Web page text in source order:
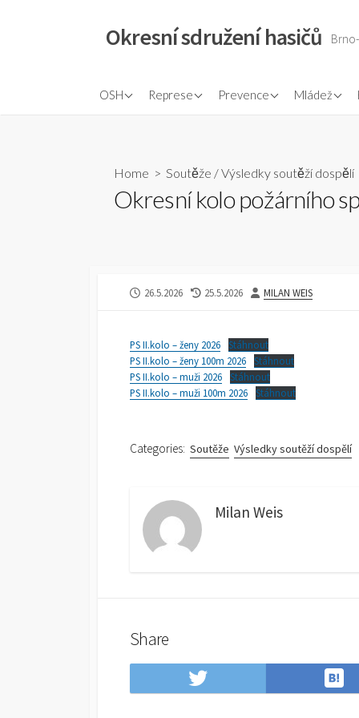
Okresní sdružení hasičů
OSH
Plán práce
Přehled sborů a okrsků
Zasloužilí hasiči
Represe
Dokumenty OORR
Prevence
Ochrana obyvatelstva
dětí
Mládež
Pravidla
Home > Soutěže /Výsledky soutěží dospělí
Okresní kolo požárního
PUBLISHED
26.5.2026
LAST
25.5.2026 AUTHOR
MILAN WEIS
PS II.kolo – ženy 2026
Stáhnout
PS II.kolo – ženy 100m 2026
Stáhnout
PS II.kolo – muži 2026
Stáhnout
PS II.kolo – muži 100m 2026
Stáhnout
Categories: Soutěže Výsledky soutěží dospělí
Milan Weis
Share
Share
on